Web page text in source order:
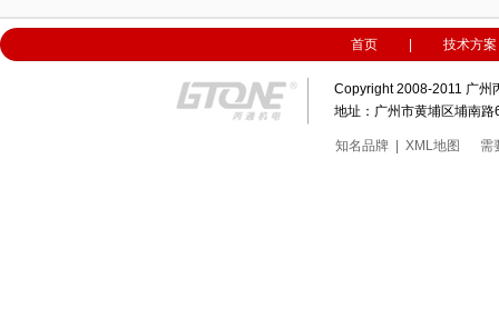
首页 技术方案
Copyright 2008-2011 广州
地址：广州市黄埔区埔南
知名品牌 XML地图 需